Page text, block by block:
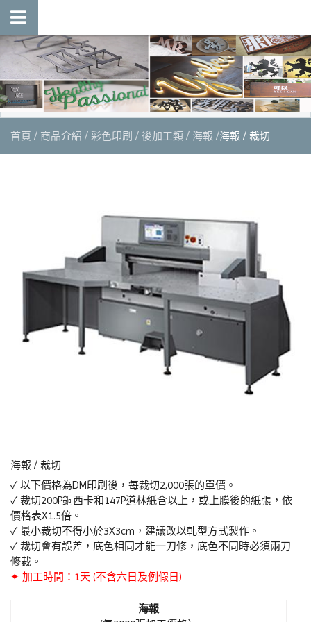
首頁 商品介紹 彩色印刷 後加工類 海報 海報 / 裁切
海報 / 裁切
✓ 以下價格為DM印刷後，每裁切2,000張的單價。
✓ 裁切200P銅西卡和147P道林紙含以上，或上膜後的紙張，依
價格表X1.5倍。
✓ 最小裁切不得小於3X3cm，建議改以軋型方式製作。
✓ 裁切會有誤差，底色相同才能一刀修，底色不同時必須兩刀
修裁。
✦ 加工時間：1天 (不含六日及例假日)
海報